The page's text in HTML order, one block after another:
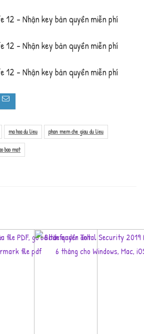
ma hoa du lieu phan mem che giau du lieu
bao mat